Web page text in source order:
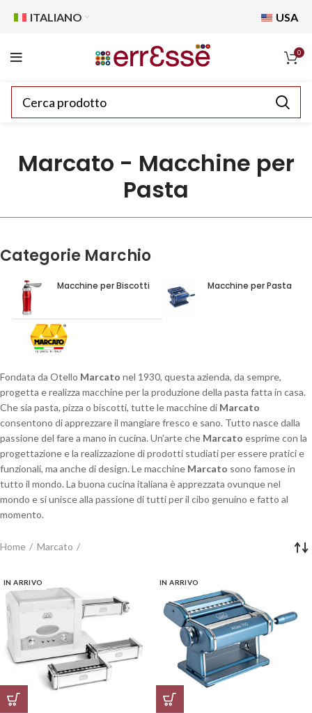
ITALIANO USA
0
Marcato - Macchine per
Pasta
Categorie Marchio
Macchine per Biscotti Macchine per Pasta
Fondata da Otello Marcato nel 1930, questa azienda, da sempre,
progetta e realizza macchine per la produzione della pasta fatta in casa.
Che sia pasta, pizza o biscotti, tutte le macchine di Marcato
consentono di apprezzare il mangiare fresco e sano. Tutto nasce dalla
passione del fare a mano in cucina. Un’arte che Marcato esprime con la
progettazione e la realizzazione di prodotti studiati per essere pratici e
funzionali, ma anche di design. Le macchine Marcato sono famose in
tutto il mondo. La buona cucina italiana è apprezzata ovunque nel
mondo e si unisce alla passione di tutti per il cibo genuino e fatto al
momento.
Home Marcato
IN ARRIVO IN ARRIVO